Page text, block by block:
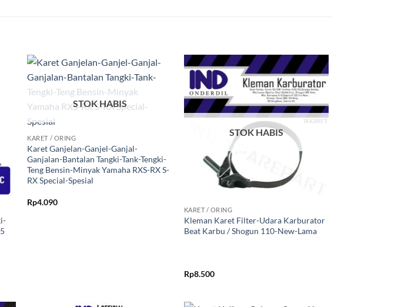
ke Wishlist
STOK HABIS
KARET / ORING
Karet Ganjelan-Ganjel-Ganjal-
Ganjalan-Bantalan Tangki-Tank-Tengki-
Teng Bensin-Minyak Yamaha RXS-RX S-
RX Special-Spesial
Rp4.090
Tambahkan
ke Wishlist
STOK HABIS
KARET / ORING
Kleman Karet Filter-Udara Karburator
Beat Karbu / Shogun 110-New-Lama
Rp8.500